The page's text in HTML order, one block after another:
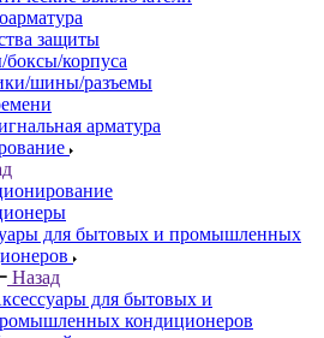
защиты
корпуса
шины/разъемы
арматура
для бытовых и промышленных
Назад
для бытовых и
кондиционеров